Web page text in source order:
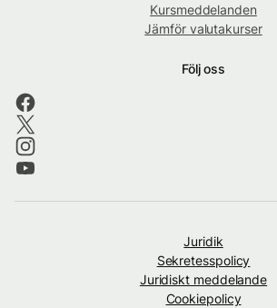
Kursmeddelanden
Jämför valutakurser
Följ oss
Juridik
Sekretesspolicy
Juridiskt meddelande
Cookiepolicy